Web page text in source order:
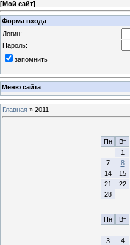
[Мой сайт]
Форма входа
Логин:
Пароль:
запомнить
Меню сайта
Главная » 2011
Пн
Вт
1
7
8
14
15
21
22
28
Пн
Вт
3
4